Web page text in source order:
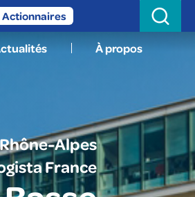
Actionnaires
for:
À propos
Alpes
France